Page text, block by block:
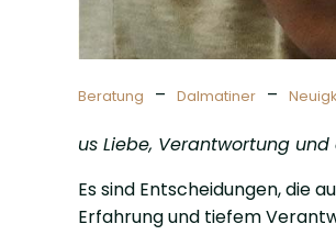
Beratung – Dalmatiner –
us Liebe, Verantwortung
Es sind Entscheidungen, die
Erfahrung und tiefem